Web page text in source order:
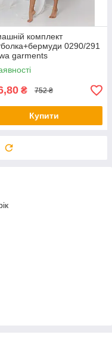
комплект
0290/291
garments
₴ 752 ₴
Купити